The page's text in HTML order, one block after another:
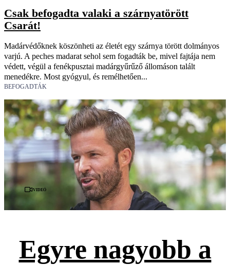
Csak befogadta valaki a szárnyatörött
Csarát!
Madárvédőknek köszönheti az életét egy szárnya törött dolmányos
varjú. A peches madarat sehol sem fogadták be, mivel fajtája nem
védett, végül a fenékpusztai madárgyűrűző állomáson talált
menedékre. Most gyógyul, és remélhetően...
BEFOGADTÁK
Videó
Egyre nagyobb a